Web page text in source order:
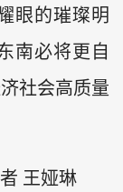
眼的璀璨明
南必将更自
社会高质量
者 王娅琳